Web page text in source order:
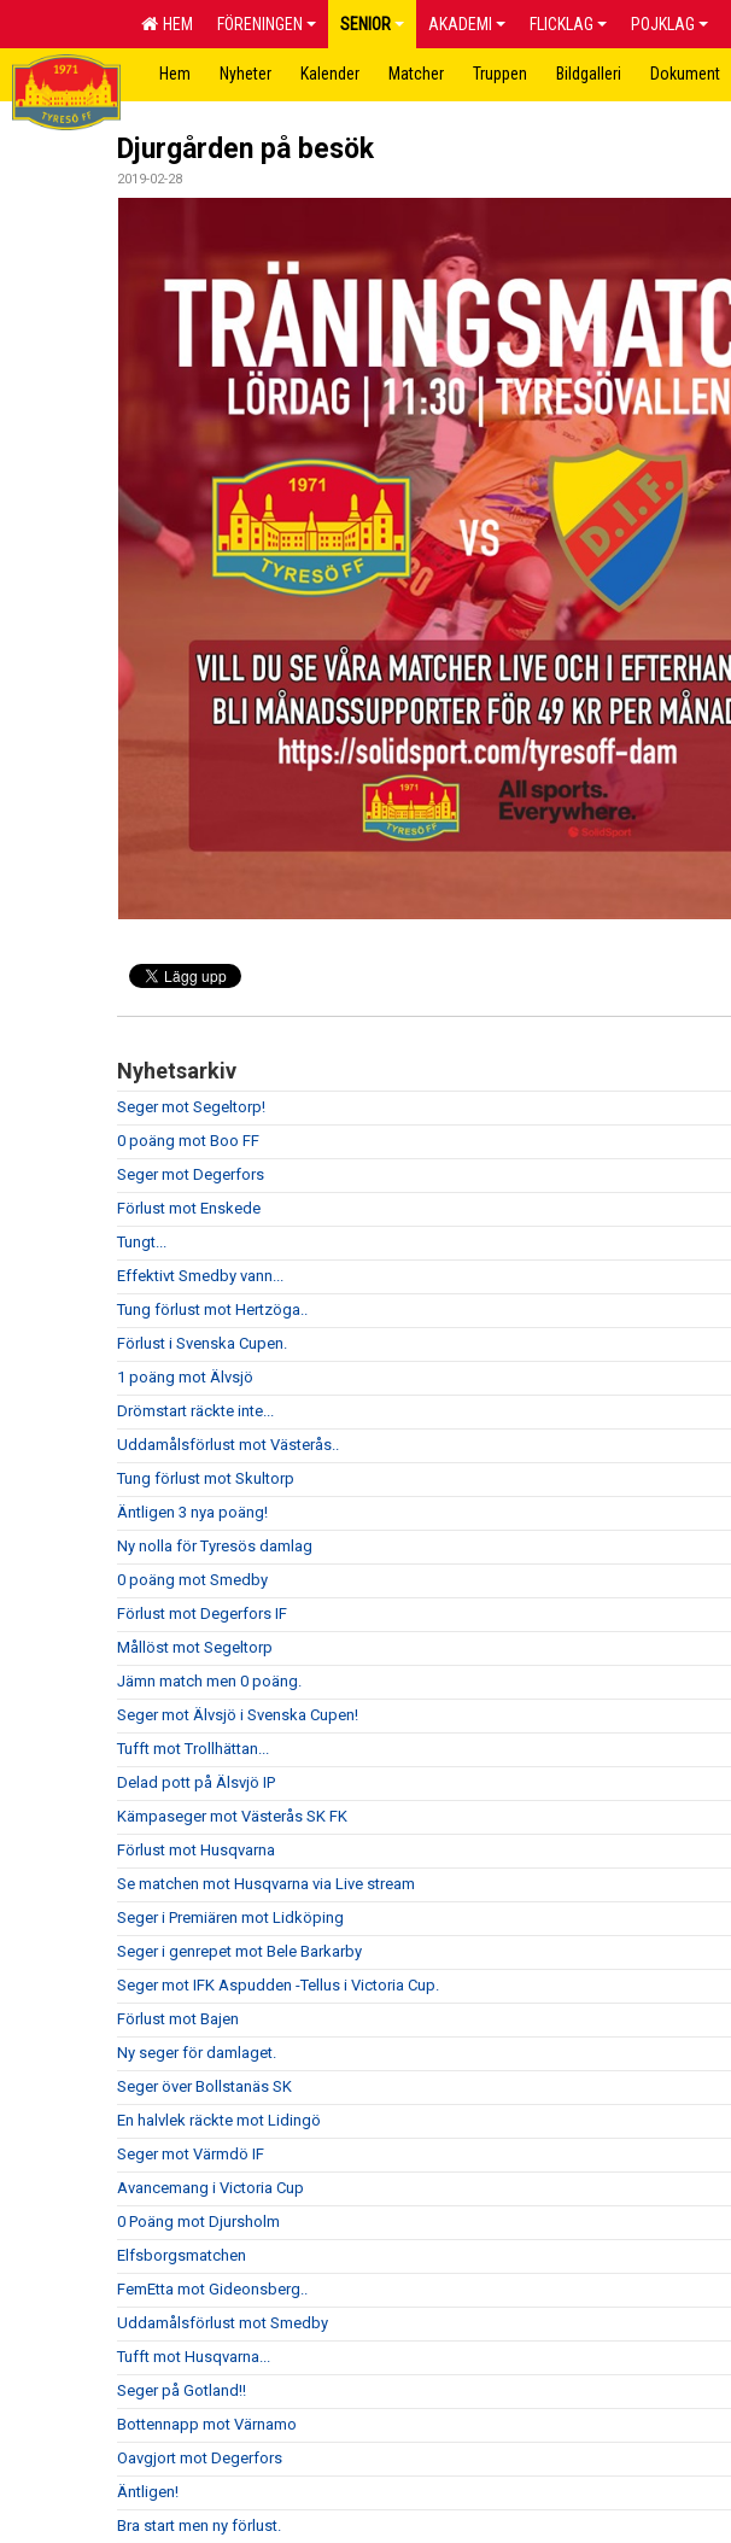
HEM FÖRENINGEN SENIOR AKADEMI FLICKLAG POJKLAG
Hem Nyheter Kalender Matcher Truppen Bildgalleri Dokument
Djurgården på besök
2019-02-28
Nyhetsarkiv
Seger mot Segeltorp!
0 poäng mot Boo FF
Seger mot Degerfors
Förlust mot Enskede
Tungt...
Effektivt Smedby vann...
Tung förlust mot Hertzöga..
Förlust i Svenska Cupen.
1 poäng mot Älvsjö
Drömstart räckte inte...
Uddamålsförlust mot Västerås..
Tung förlust mot Skultorp
Äntligen 3 nya poäng!
Ny nolla för Tyresös damlag
0 poäng mot Smedby
Förlust mot Degerfors IF
Mållöst mot Segeltorp
Jämn match men 0 poäng.
Seger mot Älvsjö i Svenska Cupen!
Tufft mot Trollhättan...
Delad pott på Älsvjö IP
Kämpaseger mot Västerås SK FK
Förlust mot Husqvarna
Se matchen mot Husqvarna via Live stream
Seger i Premiären mot Lidköping
Seger i genrepet mot Bele Barkarby
Seger mot IFK Aspudden -Tellus i Victoria Cup.
Förlust mot Bajen
Ny seger för damlaget.
Seger över Bollstanäs SK
En halvlek räckte mot Lidingö
Seger mot Värmdö IF
Avancemang i Victoria Cup
0 Poäng mot Djursholm
Elfsborgsmatchen
FemEtta mot Gideonsberg..
Uddamålsförlust mot Smedby
Tufft mot Husqvarna...
Seger på Gotland!!
Bottennapp mot Värnamo
Oavgjort mot Degerfors
Äntligen!
Bra start men ny förlust.